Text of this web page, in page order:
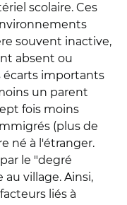
scolaire. Ces
souvent inactive,
absent ou
écarts importants
un parent
fois moins
(plus de
né à l'étranger.
le "degré
village. Ainsi,
liés à